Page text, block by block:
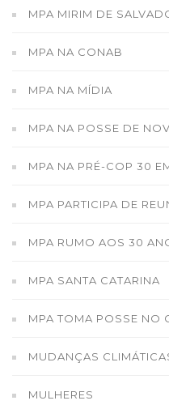
MPA MIRIM DE
MPA NA CONAB
MPA NA MÍDIA
MPA NA POSSE DE
MPA NA PRÉ-COP 30
MPA PARTICIPA DE
MPA RUMO AOS 30
MPA SANTA CATARINA
MPA TOMA POSSE NO
MUDANÇAS
MULHERES